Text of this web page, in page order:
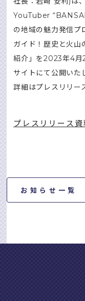
YouTuber
の地域の魅⼒発信プ
ガイド！歴史と⽕⼭
紹介」を2023年4
サイトにて公開いた
詳細はプレスリリー
プレスリリース
お知らせ一覧